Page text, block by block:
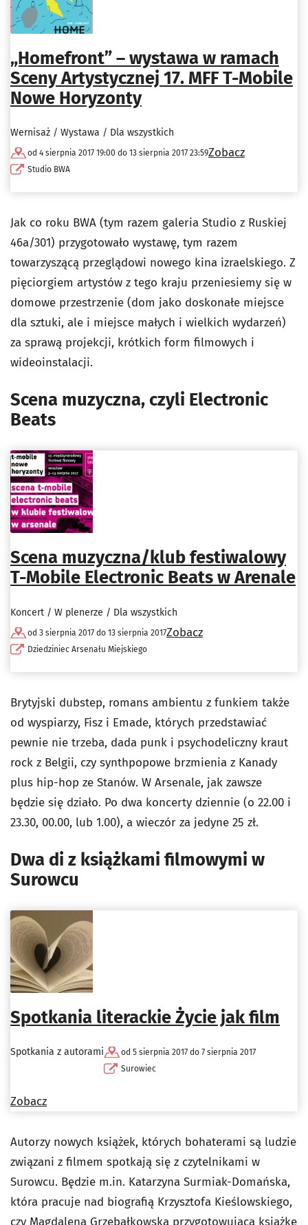
„Homefront” – wystawa w ramach
Sceny Artystycznej 17. MFF T-Mobile
Nowe Horyzonty
Wernisaż / Wystawa / Dla wszystkich
od 4 sierpnia 2017 19:00 do 13 sierpnia 2017 23:59
Studio BWA
Zobacz
Jak co roku BWA (tym razem galeria Studio z Ruskiej
46a/301) przygotowało wystawę, tym razem
towarzyszącą przeglądowi nowego kina izraelskiego. Z
pięciorgiem artystów z tego kraju przeniesiemy się w
domowe przestrzenie (dom jako doskonałe miejsce
dla sztuki, ale i miejsce małych i wielkich wydarzeń)
za sprawą projekcji, krótkich form filmowych i
wideoinstalacji.
Scena muzyczna, czyli Electronic
Beats
Scena muzyczna/klub festiwalowy
T-Mobile Electronic Beats w Arenale
Koncert / W plenerze / Dla wszystkich
od 3 sierpnia 2017 do 13 sierpnia 2017
Dziedziniec Arsenału Miejskiego
Zobacz
Brytyjski dubstep, romans ambientu z funkiem także
od wyspiarzy, Fisz i Emade, których przedstawiać
pewnie nie trzeba, dada punk i psychodeliczny kraut
rock z Belgii, czy synthpopowe brzmienia z Kanady
plus hip-hop ze Stanów. W Arsenale, jak zawsze
będzie się działo. Po dwa koncerty dziennie (o 22.00 i
23.30, 00.00, lub 1.00), a wieczór za jedyne 25 zł.
Dwa di z książkami filmowymi w
Surowcu
Spotkania literackie Życie jak film
Spotkania z autorami
od 5 sierpnia 2017 do 7 sierpnia 2017
Surowiec
Zobacz
Autorzy nowych książek, których bohaterami są ludzie
związani z filmem spotkają się z czytelnikami w
Surowcu. Będzie m.in. Katarzyna Surmiak-Domańska,
która pracuje nad biografią Krzysztofa Kieślowskiego,
czy Magdalena Grzebałkowska przygotowująca książkę